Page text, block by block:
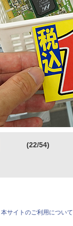
(22/54)
本サイトのご利用について